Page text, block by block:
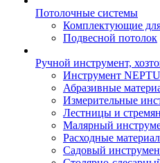
Потолочные системы
Комплектующие
Подвесной потолок
Ручной инструмент,
Инструмент
Абразивные
Измерительные
Лестницы и
Малярный
Расходные
Садовый